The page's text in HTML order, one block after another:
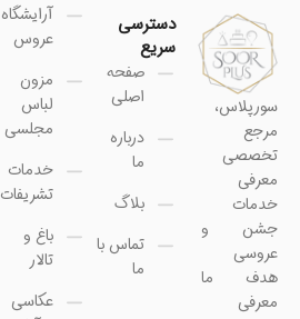
سورپلاس،
مرجع
تخصصی
معرفی
خدمات
جشن و
عروسی
هدف ما
معرفی
دسترسی
سریع
صفحه
اصلی
درباره
ما
بلاگ
تماس با
ما
آرایشگاه
عروس
مزون
لباس
مجلسی
خدمات
تشریفات
باغ و
تالار
عکاسی